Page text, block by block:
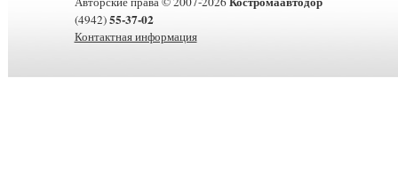
(4942)55-37-02
Контактная информация